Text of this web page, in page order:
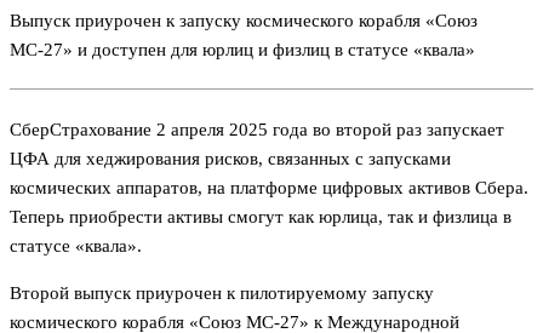
Выпуск приурочен к запуску космического корабля «Союз
МС-27» и доступен для юрлиц и физлиц в статусе «квала»
СберСтрахование 2 апреля 2025 года во второй раз запускает
ЦФА для хеджирования рисков, связанных с запусками
космических аппаратов, на платформе цифровых активов Сбера.
Теперь приобрести активы смогут как юрлица, так и физлица в
статусе «квала».
Второй выпуск приурочен к пилотируемому запуску
космического корабля «Союз МС-27» к Международной